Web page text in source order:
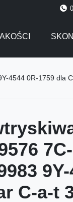
4544 0R-1759 dla
C-a-t